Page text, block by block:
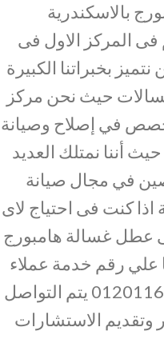
بالاسكندرية
اهلا بكم فى المركز الاول فى
بخبراتنا الكبيرة
حيث نحن مركز
في إصلاح وصيانة
أننا نمتلك العديد
في مجال صيانة
اذا كنت فى احتياج لاى
عطل غسالة هامبورج
علي رقم خدمة عملاء
هامبورج بالاسكندرية 01201161666 يتم التواصل
الاستشارات